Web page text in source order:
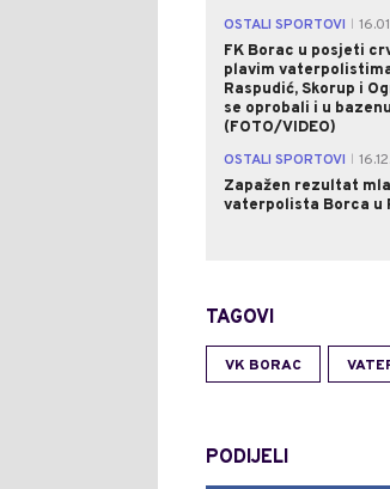
OSTALI SPORTOVI
FK Borac u posjeti
plavim
Raspudić, Skorup i
se oprobali i u
(FOTO/VIDEO)
OSTALI SPORTOVI
Zapažen rezultat
vaterpolista Borca u
TAGOVI
VK BORAC
PODIJELI